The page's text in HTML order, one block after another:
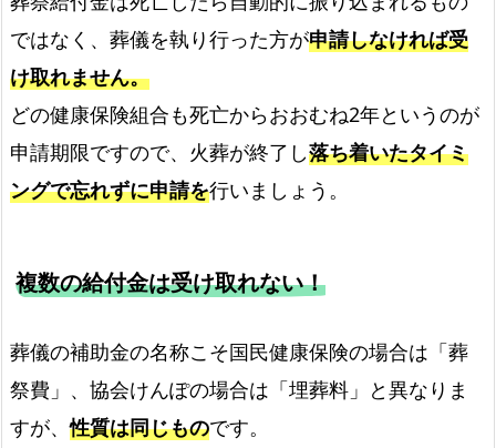
ではなく、葬儀を執り行った方が申請しなければ受
け取れません。
どの健康保険組合も死亡からおおむね2年というのが
申請期限ですので、火葬が終了し落ち着いたタイミ
ングで忘れずに申請を行いましょう。
複数の給付金は受け取れない！
葬儀の補助金の名称こそ国民健康保険の場合は「葬
祭費」、協会けんぽの場合は「埋葬料」と異なりま
すが、性質は同じものです。